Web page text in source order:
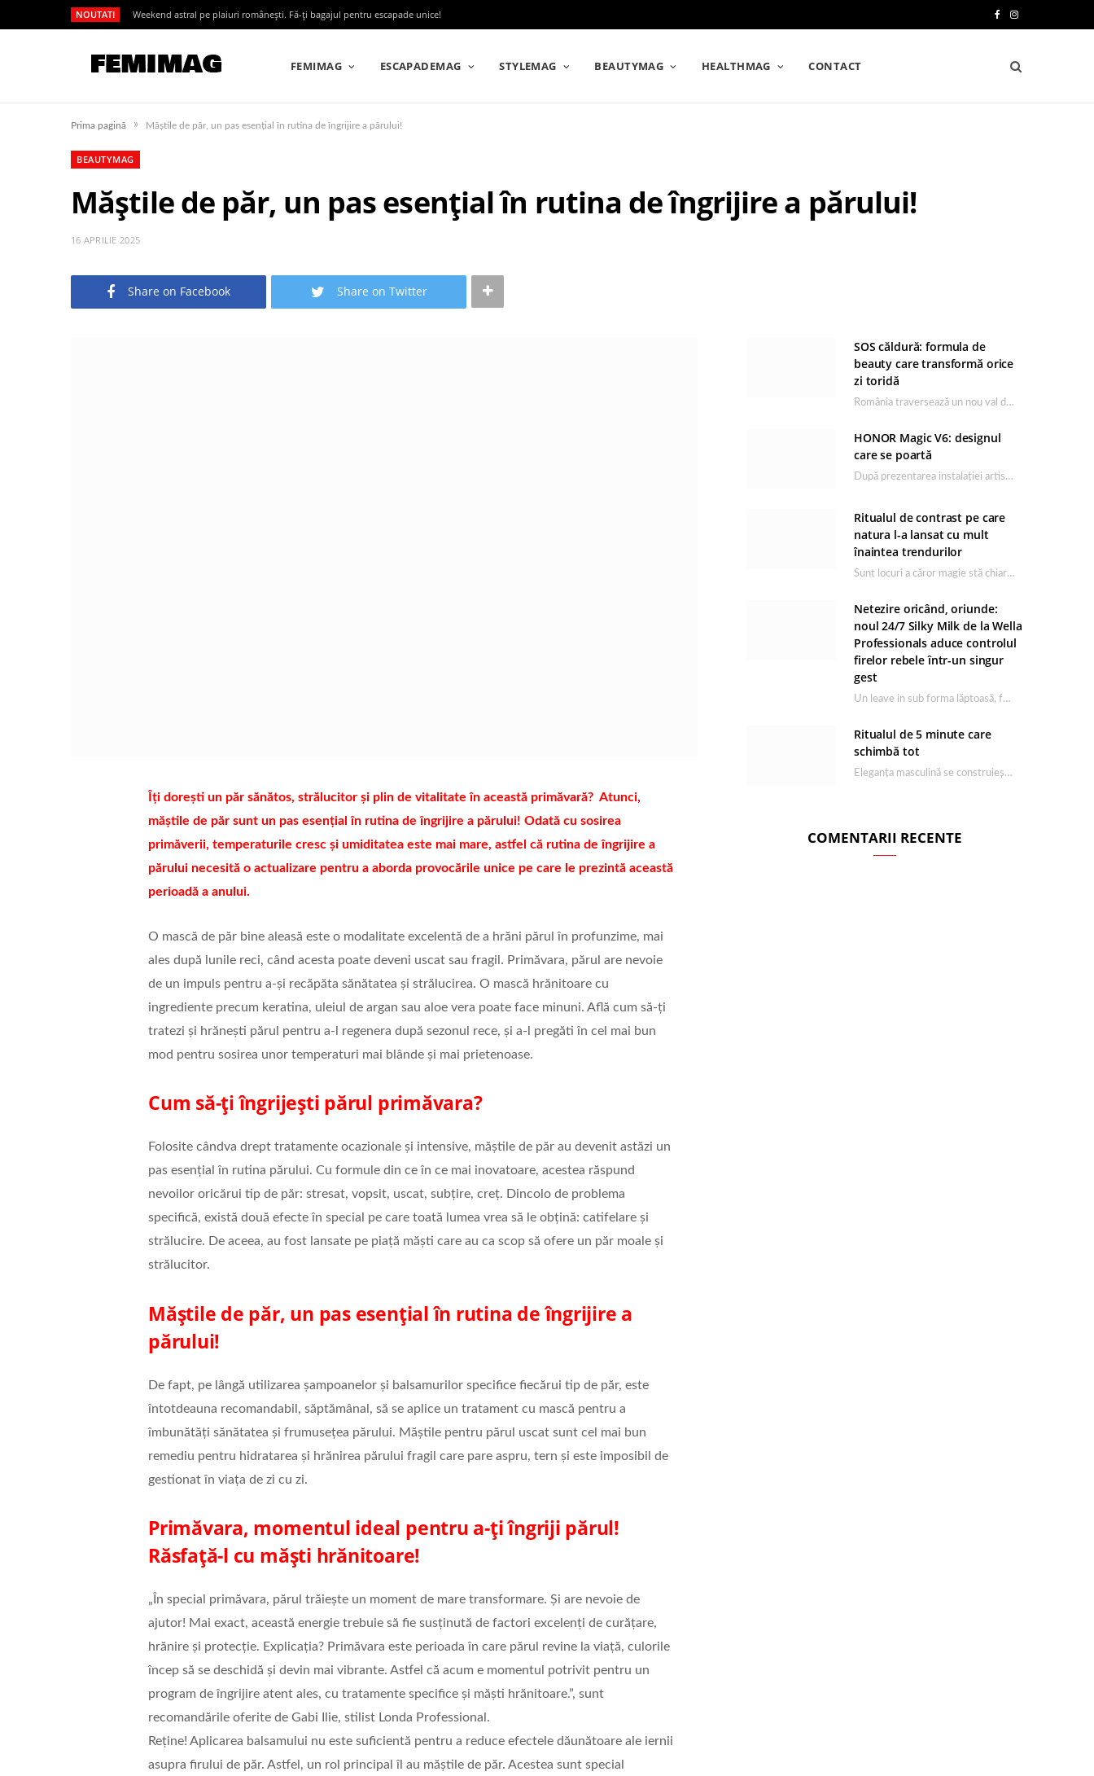
NOUTATI Weekend astral pe plaiuri românești. Fă-ți bagajul pentru escapade unice!
e
I
s
t
FEMIMAG ESCAPADEMAG STYLEMAG BEAUTYMAG HEALTHMAG CONTACT
Prima pagină » Măștile de păr, un pas esențial în rutina de îngrijire a părului!
BEAUTYMAG
Măștile de păr, un pas esențial în rutina de îngrijire a părului!
16 APRILIE 2025
Share on Facebook Share on Twitter
Îți dorești un păr sănătos, strălucitor și plin de vitalitate în această primăvară? Atunci,
măștile de păr sunt un pas esențial în rutina de îngrijire a părului! Odată cu sosirea
primăverii, temperaturile cresc și umiditatea este mai mare, astfel că rutina de îngrijire a
părului necesită o actualizare pentru a aborda provocările unice pe care le prezintă această
perioadă a anului.
O mască de păr bine aleasă este o modalitate excelentă de a hrăni părul în profunzime, mai
ales după lunile reci, când acesta poate deveni uscat sau fragil. Primăvara, părul are nevoie
de un impuls pentru a-și recăpăta sănătatea și strălucirea. O mască hrănitoare cu
ingrediente precum keratina, uleiul de argan sau aloe vera poate face minuni. Află cum să-ți
tratezi și hrănești părul pentru a-l regenera după sezonul rece, și a-l pregăti în cel mai bun
mod pentru sosirea unor temperaturi mai blânde și mai prietenoase.
Cum să-ți îngrijești părul primăvara?
Folosite cândva drept tratamente ocazionale și intensive, măștile de păr au devenit astăzi un
pas esențial în rutina părului. Cu formule din ce în ce mai inovatoare, acestea răspund
nevoilor oricărui tip de păr: stresat, vopsit, uscat, subțire, creț. Dincolo de problema
specifică, există două efecte în special pe care toată lumea vrea să le obțină: catifelare și
strălucire. De aceea, au fost lansate pe piață măști care au ca scop să ofere un păr moale și
strălucitor.
Măștile de păr, un pas esențial în rutina de îngrijire a
părului!
De fapt, pe lângă utilizarea șampoanelor și balsamurilor specifice fiecărui tip de păr, este
întotdeauna recomandabil, săptămânal, să se aplice un tratament cu mască pentru a
îmbunătăți sănătatea și frumusețea părului. Măștile pentru părul uscat sunt cel mai bun
remediu pentru hidratarea și hrănirea părului fragil care pare aspru, tern și este imposibil de
gestionat în viața de zi cu zi.
Primăvara, momentul ideal pentru a-ți îngriji părul!
Răsfață-l cu măști hrănitoare!
„În special primăvara, părul trăiește un moment de mare transformare. Și are nevoie de
ajutor! Mai exact, această energie trebuie să fie susținută de factori excelenți de curățare,
hrănire și protecție. Explicația? Primăvara este perioada în care părul revine la viață, culorile
încep să se deschidă și devin mai vibrante. Astfel că acum e momentul potrivit pentru un
program de îngrijire atent ales, cu tratamente specifice și măști hrănitoare.”, sunt
recomandările oferite de Gabi Ilie, stilist Londa Professional.
Reține! Aplicarea balsamului nu este suficientă pentru a reduce efectele dăunătoare ale iernii
asupra firului de păr. Astfel, un rol principal îl au măștile de păr. Acestea sunt special
SOS căldură: formula de
beauty care transformă orice
zi toridă
România traversează un nou val de căldură, iar rutina de îngrijire capătă un rol esențial…
HONOR Magic V6: designul
care se poartă
După prezentarea instalației artistice semnată de Catrinel Săbăciag în cadrul evenimentului de lansare HONOR Magic…
Ritualul de contrast pe care
natura l-a lansat cu mult
înaintea trendurilor
Sunt locuri a căror magie stă chiar în firea lor naturală, iar Lacul Ursu din…
Netezire oricând, oriunde:
noul 24/7 Silky Milk de la Wella
Professionals aduce controlul
firelor rebele într-un singur
gest
Un leave in sub forma lăptoasă, fără clătire care completează rutina Ultimate Smooth și transformă…
Ritualul de 5 minute care
schimbă tot
Eleganța masculină se construiește dimineața, în câteva minute și cu produsele potrivite. O rutină de…
COMENTARII RECENTE